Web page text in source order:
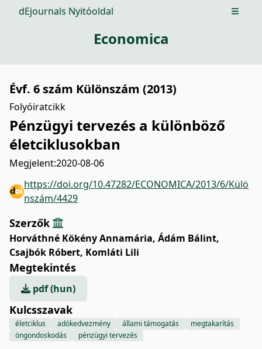
dEjournals Nyitóoldal Open
Economica
Évf. 6 szám Különszám (2013)
Folyóiratcikk
Pénzügyi tervezés a különböző
életciklusokban
Megjelent:2020-08-06
https://doi.org/10.47282/ECONOMICA/2013/6/Külö
nszám/4429
Szerzők
Horváthné Kökény Annamária, Ádám Bálint,
Csajbók Róbert, Komláti Lili
Megtekintés
pdf (hun)
Kulcsszavak
életciklus adókedvezmény állami támogatás
megtakarítás
öngondoskodás
pénzügyi tervezés